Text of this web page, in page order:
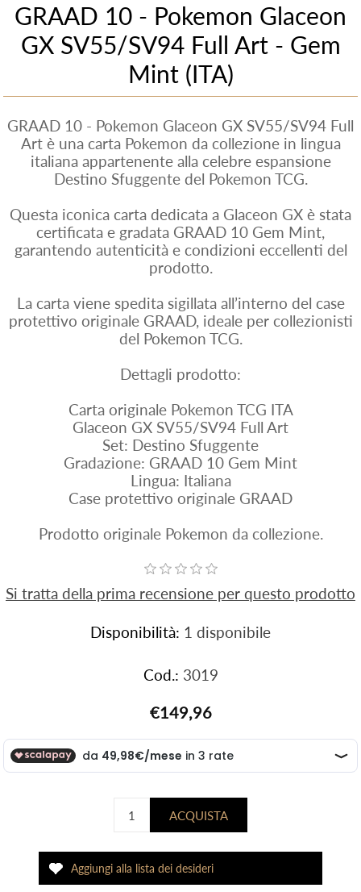
GRAAD 10 - Pokemon Glaceon
GX SV55/SV94 Full Art - Gem
Mint (ITA)
GRAAD 10 - Pokemon Glaceon GX SV55/SV94 Full
Art è una carta Pokemon da collezione in lingua
italiana appartenente alla celebre espansione
Destino Sfuggente del Pokemon TCG.
Questa iconica carta dedicata a Glaceon GX è stata
certificata e gradata GRAAD 10 Gem Mint,
garantendo autenticità e condizioni eccellenti del
prodotto.
La carta viene spedita sigillata all’interno del case
protettivo originale GRAAD, ideale per collezionisti
del Pokemon TCG.
Dettagli prodotto:
Carta originale Pokemon TCG ITA
Glaceon GX SV55/SV94 Full Art
Set: Destino Sfuggente
Gradazione: GRAAD 10 Gem Mint
Lingua: Italiana
Case protettivo originale GRAAD
Prodotto originale Pokemon da collezione.
Si tratta della prima recensione per questo prodotto
Disponibilità: 1 disponibile
Cod.: 3019
€149,96